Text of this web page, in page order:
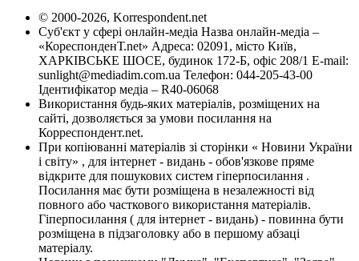
© 2000-2026, Korrespondent.net
Суб'єкт у сфері онлайн-медіа Назва онлайн-медіа –
«КореспонденТ.net» Адреса: 02091, місто Київ,
ХАРКІВСЬКЕ ШОСЕ, будинок 172-Б, офіс 208/1 E-mail:
sunlight@mediadim.com.ua Телефон: 044-205-43-00
Ідентифікатор медіа – R40-06068
Використання будь-яких матеріалів, розміщених на
сайті, дозволяється за умови посилання на
Корреспондент.net.
При копіюванні матеріалів зі сторінки « Новини України
і світу» , для інтернет - видань - обов'язкове пряме
відкрите для пошукових систем гіперпосилання .
Посилання має бути розміщена в незалежності від
повного або часткового використання матеріалів.
Гіперпосилання ( для інтернет - видань) - повинна бути
розміщена в підзаголовку або в першому абзаці
матеріалу.